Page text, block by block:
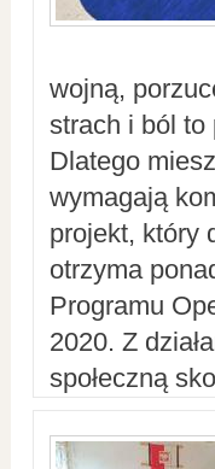
wojną,
strach i ból to
Dlatego
wymagają
projekt, który
otrzyma
Programu
2020. Z
społeczną